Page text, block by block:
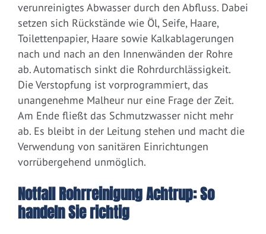
verunreinigtes Abwasser durch den Abfluss. Dabei
setzen sich Rückstände wie Öl, Seife, Haare,
Toilettenpapier, Haare sowie Kalkablagerungen
nach und nach an den Innenwänden der Rohre
ab. Automatisch sinkt die Rohrdurchlässigkeit.
Die Verstopfung ist vorprogrammiert, das
unangenehme Malheur nur eine Frage der Zeit.
Am Ende fließt das Schmutzwasser nicht mehr
ab. Es bleibt in der Leitung stehen und macht die
Verwendung von sanitären Einrichtungen
vorrübergehend unmöglich.
Notfall Rohrreinigung Achtrup: So
handeln Sie richtig